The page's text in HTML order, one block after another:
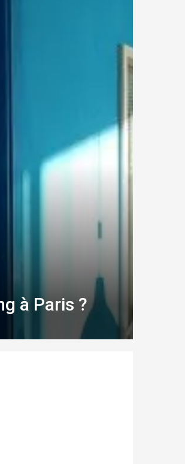
à Paris ?